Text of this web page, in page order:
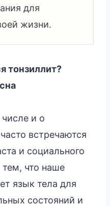
для
жизни.
тонзиллит?
и о
встречаются
и социального
тем, что наше
язык тела для
состояний и